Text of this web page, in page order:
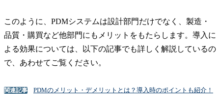
このように、PDMシステムは設計部門だけでなく、製造・
品質・購買など他部門にもメリットをもたらします。導入に
よる効果については、以下の記事でも詳しく解説しているの
で、あわせてご覧ください。
関連記事 PDMのメリット・デメリットとは？導入時のポイントも紹介！